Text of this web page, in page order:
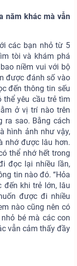
năm khác mà vẫn
các bạn nhỏ từ 5
tòi và khám phá
niềm vui với bộ
được đánh số vào
đến thông tin sếu
yêu cầu trẻ tìm
ở vị trí nào trên
ra sao. Bằng cách
hình ảnh như vậy,
nhớ được lâu hơn.
thể nhớ hết trong
đọc lại nhiều lần,
tin nào đó. “Hỏa
đến khi trẻ lớn, lâu
được đi nhiều
nào cũng nên có
bé mà các con
vẫn cảm thấy đầy